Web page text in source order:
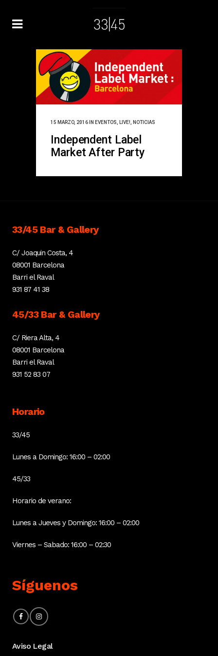
15 MARZO, 2016 IN EVENTOS LIVE! NOTICIAS
Independent Label
Market After Party
33/45 Bar & Gallery
C/ Joaquin Costa, 4
08001 Barcelona
Barri el Raval
931 87 41 38
45/33 Bar & Gallery
C/ Riera Alta, 4
08001 Barcelona
Barri el Raval
931 52 83 07
Horario
33/45
Lunes a Domingo: 16:00 – 02:00
45/33
Horario de verano:
Lunes a Jueves y Domingo: 16:00 – 02:00
Viernes – Sabado: 16:00 – 02:30
Síguenos
Aviso Legal